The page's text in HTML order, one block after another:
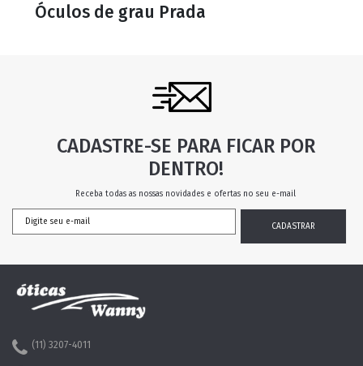
Óculos de grau Prada
CADASTRE-SE PARA FICAR POR
DENTRO!
Receba todas as nossas novidades e ofertas no seu e-mail
(11) 3207-4011